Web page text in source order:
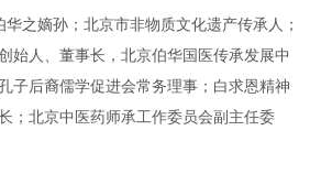
之嫡孙；北京市非物质文化遗产传承人；
始人、董事长，北京伯华国医传承发展中
子后裔儒学促进会常务理事；白求恩精神
；北京中医药师承工作委员会副主任委